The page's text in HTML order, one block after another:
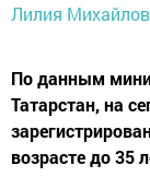
Лилия
По данным
Татарстан, на
возрасте до 35